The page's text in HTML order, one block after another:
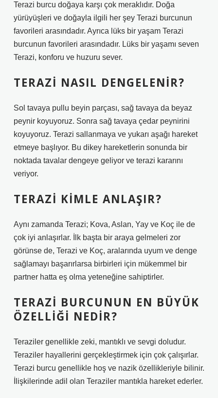
Terazi burcu doğaya karşı çok meraklıdır. Doğa
yürüyüşleri ve doğayla ilgili her şey Terazi burcunun
favorileri arasındadır. Ayrıca lüks bir yaşam Terazi
burcunun favorileri arasındadır. Lüks bir yaşamı seven
Terazi, konforu ve huzuru sever.
TERAZI NASIL DENGELENIR?
Sol tavaya pullu beyin parçası, sağ tavaya da beyaz
peynir koyuyoruz. Sonra sağ tavaya çedar peynirini
koyuyoruz. Terazi sallanmaya ve yukarı aşağı hareket
etmeye başlıyor. Bu dikey hareketlerin sonunda bir
noktada tavalar dengeye geliyor ve terazi kararını
veriyor.
TERAZI KIMLE ANLAŞIR?
Aynı zamanda Terazi; Kova, Aslan, Yay ve Koç ile de
çok iyi anlaşırlar. İlk başta bir araya gelmeleri zor
görünse de, Terazi ve Koç, aralarında uyum ve denge
sağlamayı başarırlarsa birbirleri için mükemmel bir
partner hatta eş olma yeteneğine sahiptirler.
TERAZI BURCUNUN EN BÜYÜK
ÖZELLIĞI NEDIR?
Teraziler genellikle zeki, mantıklı ve sevgi doludur.
Teraziler hayallerini gerçekleştirmek için çok çalışırlar.
Terazi burcu genellikle hoş ve nazik özellikleriyle bilinir.
İlişkilerinde adil olan Teraziler mantıkla hareket ederler.